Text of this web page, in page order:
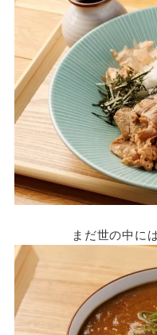
まだ世の中に